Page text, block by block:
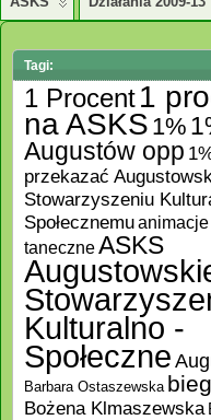
Tagi:
1 Procent1
na ASKS 1%
Augustów opp
przekazać
Stowarzyszeniu
Społecznemu
taneczneASKS
Kulturalno -
Społeczne
Barbara Ostaszewska
Bożena Klmaszewska